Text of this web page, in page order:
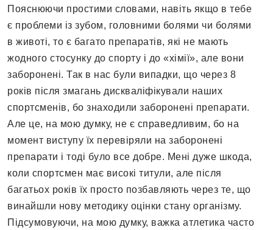
Пояснюючи простими словами, навіть якщо в тебе
є проблеми із зубом, головними болями чи болями
в животі, то є багато препаратів, які не мають
жодного стосунку до спорту і до «хімії», але вони
заборонені. Так в нас були випадки, що через 8
років після змагань дискваліфікували наших
спортсменів, бо знаходили заборонені препарати.
Але це, на мою думку, не є справедливим, бо на
момент виступу їх перевіряли на заборонені
препарати і тоді було все добре. Мені дуже шкода,
коли спортсмен має високі титули, але після
багатьох років їх просто позбавляють через те, що
винайшли нову методику оцінки стану організму.
Підсумовуючи, на мою думку, важка атлетика часто